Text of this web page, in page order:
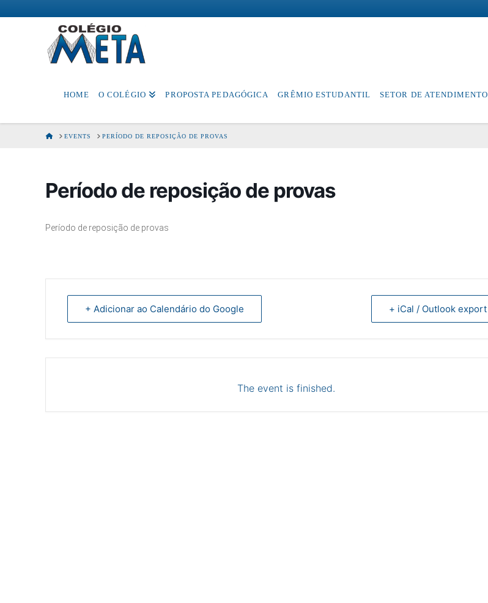
Colégio
Meta
HOME O COLÉGIO PROPOSTA PEDAGÓGICA GRÊMIO ESTUDANTIL SETOR DE ATENDIMENTO
HOMEEVENTS PERÍODO DE REPOSIÇÃO DE PROVAS
Período de reposição de provas
Período de reposição de provas
+ Adicionar ao Calendário do Google + iCal / Outlook export
The event is finished.